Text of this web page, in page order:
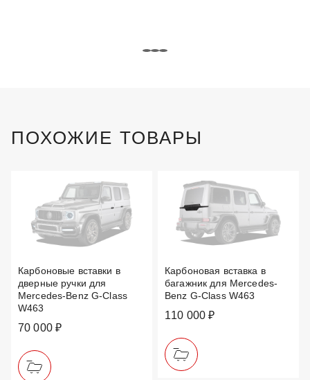
ПОХОЖИЕ ТОВАРЫ
Карбоновые вставки в
дверные ручки для
Mercedes-Benz G-Class
W463
70 000 ₽
Карбоновая вставка в
багажник для Mercedes-
Benz G-Class W463
110 000 ₽